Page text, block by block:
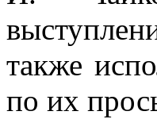
также
по их